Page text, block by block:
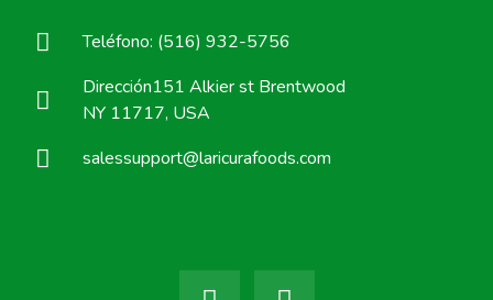
Teléfono: (516) 932-5756
Dirección151 Alkier st Brentwood
NY 11717, USA
salessupport@laricurafoods.com